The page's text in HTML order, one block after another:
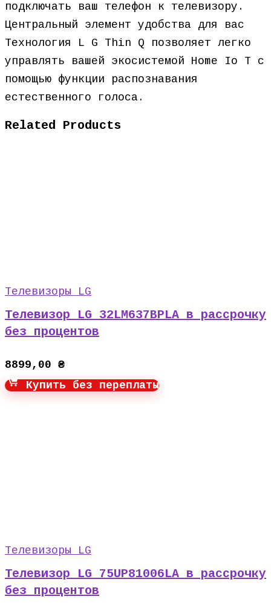
подключать ваш телефон к телевизору.
Центральный элемент удобства для вас
Технология L G Thin Q позволяет легко
управлять вашей экосистемой Home Io T с
помощью функции распознавания
естественного голоса.
Related Products
Телевизоры LG
Телевизор LG 32LM637BPLA в рассрочку
без процентов
8899,00 ₴
Купить без переплаты
Телевизоры LG
Телевизор LG 75UP81006LA в рассрочку
без процентов